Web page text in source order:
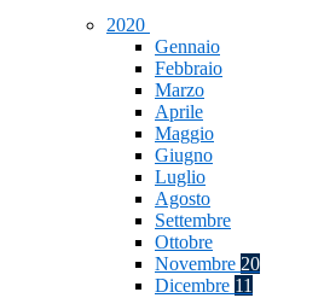
2020
Gennaio
Febbraio
Marzo
Aprile
Maggio
Giugno
Luglio
Agosto
Settembre
Ottobre
Novembre 20
Dicembre 11